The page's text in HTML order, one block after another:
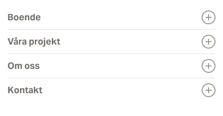
Boende
Våra projekt
Om oss
Kontakt